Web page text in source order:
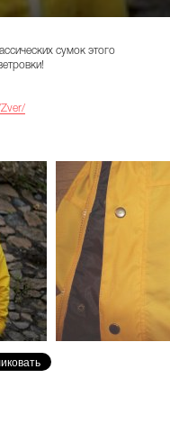
сумок этого